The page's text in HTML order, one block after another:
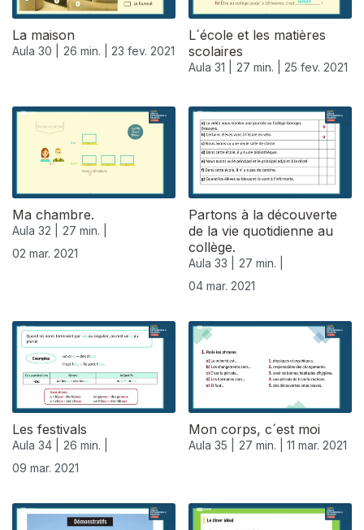
La maison
Aula 30 | 26 min. | 23 fev. 2021
L´école et les matières
scolaires
Aula 31 | 27 min. | 25 fev. 2021
Ma chambre.
Aula 32 |
27 min. |
02 mar. 2021
Partons à la découverte
de la vie quotidienne au
collège.
Aula 33 |
27 min. |
04 mar. 2021
Les festivals
Aula 34 |
26 min. |
09 mar. 2021
Mon corps, c´est moi
Aula 35 | 27 min. | 11 mar. 2021
529851